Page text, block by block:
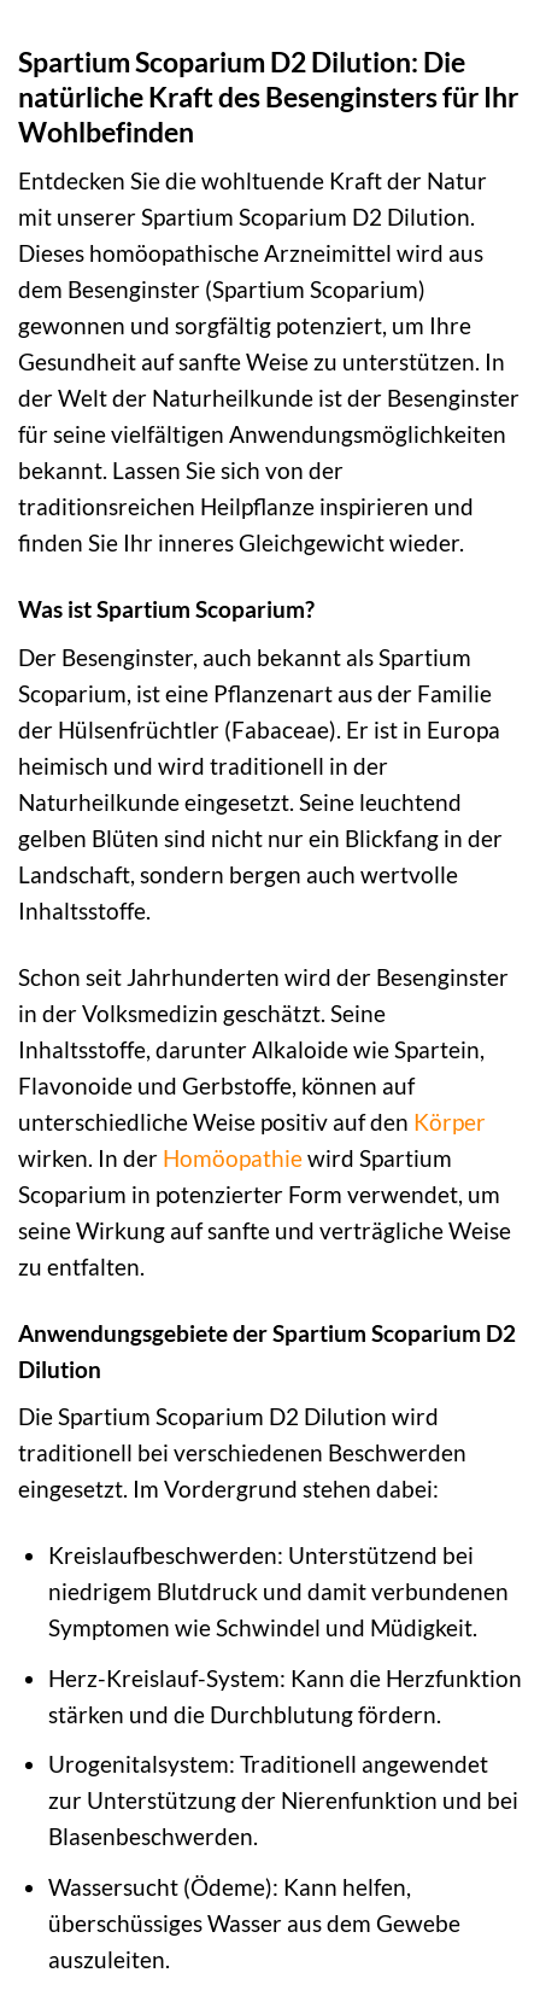
Spartium Scoparium D2 Dilution: Die
natürliche Kraft des Besenginsters für Ihr
Wohlbefinden
Entdecken Sie die wohltuende Kraft der Natur
mit unserer Spartium Scoparium D2 Dilution.
Dieses homöopathische Arzneimittel wird aus
dem Besenginster (Spartium Scoparium)
gewonnen und sorgfältig potenziert, um Ihre
Gesundheit auf sanfte Weise zu unterstützen. In
der Welt der Naturheilkunde ist der Besenginster
für seine vielfältigen Anwendungsmöglichkeiten
bekannt. Lassen Sie sich von der
traditionsreichen Heilpflanze inspirieren und
finden Sie Ihr inneres Gleichgewicht wieder.
Was ist Spartium Scoparium?
Der Besenginster, auch bekannt als Spartium
Scoparium, ist eine Pflanzenart aus der Familie
der Hülsenfrüchtler (Fabaceae). Er ist in Europa
heimisch und wird traditionell in der
Naturheilkunde eingesetzt. Seine leuchtend
gelben Blüten sind nicht nur ein Blickfang in der
Landschaft, sondern bergen auch wertvolle
Inhaltsstoffe.
Schon seit Jahrhunderten wird der Besenginster
in der Volksmedizin geschätzt. Seine
Inhaltsstoffe, darunter Alkaloide wie Spartein,
Flavonoide und Gerbstoffe, können auf
unterschiedliche Weise positiv auf den Körper
wirken. In der Homöopathiewird Spartium
Scoparium in potenzierter Form verwendet, um
seine Wirkung auf sanfte und verträgliche Weise
zu entfalten.
Anwendungsgebiete der Spartium Scoparium D2
Dilution
Die Spartium Scoparium D2 Dilution wird
traditionell bei verschiedenen Beschwerden
eingesetzt. Im Vordergrund stehen dabei:
Kreislaufbeschwerden: Unterstützend bei
niedrigem Blutdruck und damit verbundenen
Symptomen wie Schwindel und Müdigkeit.
Herz-Kreislauf-System: Kann die Herzfunktion
stärken und die Durchblutung fördern.
Urogenitalsystem: Traditionell angewendet
zur Unterstützung der Nierenfunktion und bei
Blasenbeschwerden.
Wassersucht (Ödeme): Kann helfen,
überschüssiges Wasser aus dem Gewebe
auszuleiten.